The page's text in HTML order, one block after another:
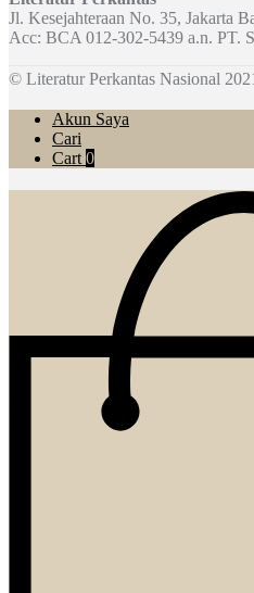
Jl. Kesejahteraan No. 35, Jakarta
Acc: BCA 012-302-5439 a.n. PT.
© Literatur Perkantas Nasional
Akun Saya
Cari
Cart 0